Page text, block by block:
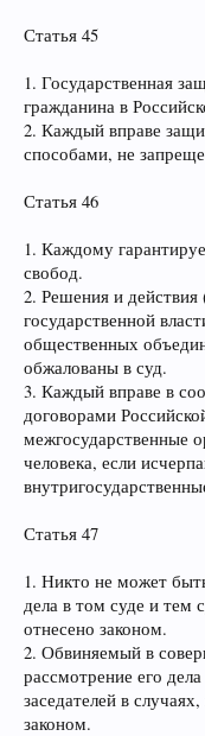
Статья 45
1. Государственная
гражданина в
2. Каждый вправе
способами, не
Статья 46
1. Каждому
свобод.
2. Решения и действия
государственной
общественных
обжалованы в суд.
3. Каждый вправе в
договорами
межгосударственные
человека, если
Статья 47
1. Никто не может
дела в том суде и тем
отнесено законом.
2. Обвиняемый в
рассмотрение его
заседателей в
законом.